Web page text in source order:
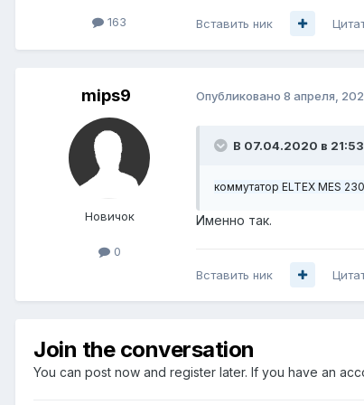
163 Вставить ник
mips9
Новичок
0
Опубликовано 8 апреля,
В 07.04.2020 в 21:53,
коммутатор ELTEX MES
Именно так.
Вставить ник
Join the conversation
You can post now and register later. If you have an